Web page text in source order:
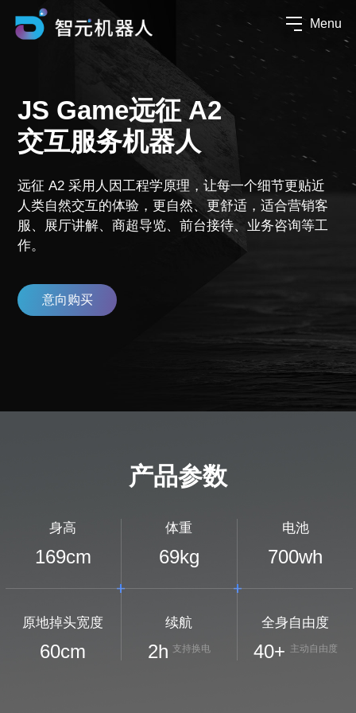
Menu
JS Game远征 A2
交互服务机器人
远征 A2 采用人因工程学原理，让每一个细节更贴近
人类自然交互的体验，更自然、更舒适，适合营销客
服、展厅讲解、商超导览、前台接待、业务咨询等工
作。
意向购买
产品参数
身高
169cm
体重
69kg
电池
700wh
原地掉头宽度
60cm
续航
2h 支持换电
全身自由度
40+ 主动自由度